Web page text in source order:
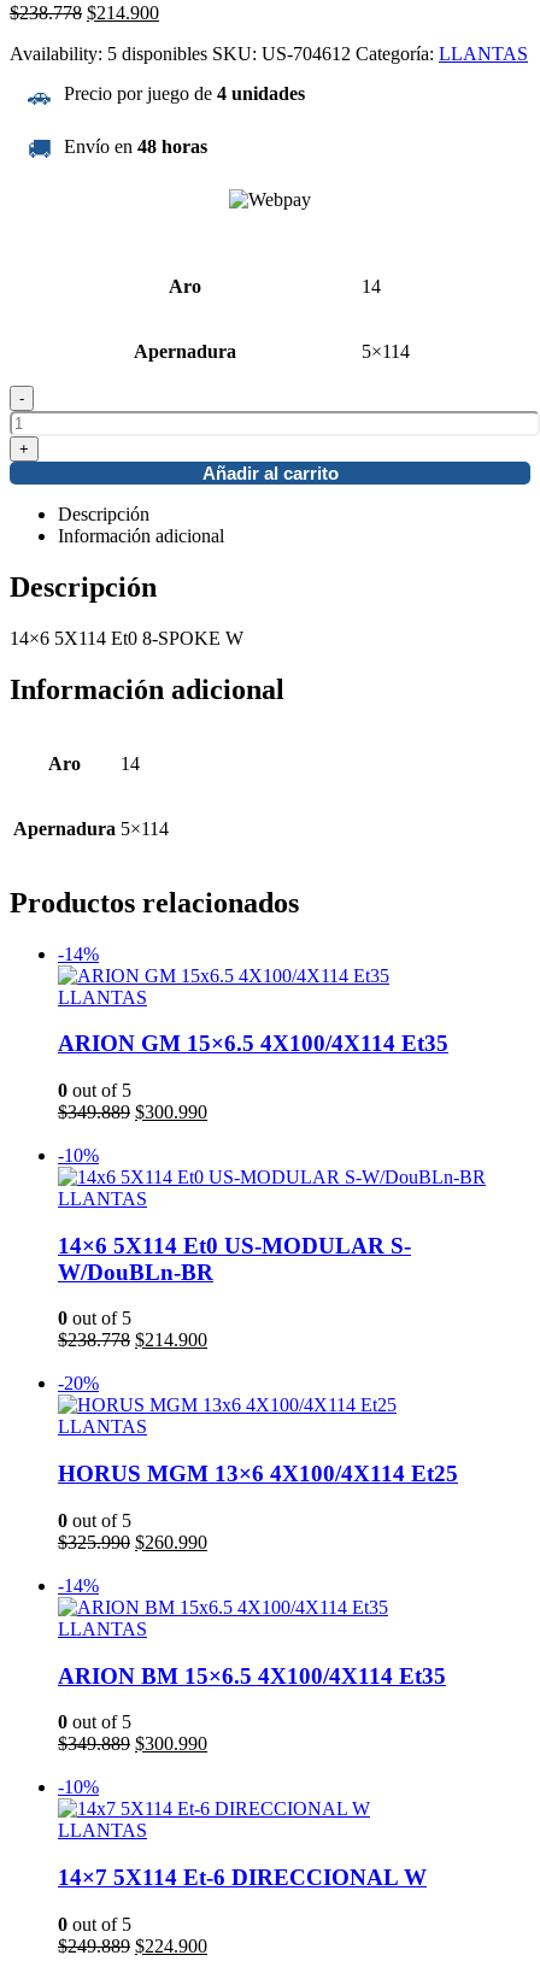
$238.778 El
original
$238.778.
$214.900El
actual
$214.900.
Availability: 5 disponibles SKU: US-704612 Categoría: LLANTAS
🚗 Precio por juego de 4 unidades
🚚 Envío en 48 horas
Aro 14
Apernadura 5×114
-
+
Añadir al carrito
Descripción
Información adicional
Descripción
14×6 5X114 Et0 8-SPOKE W
Información adicional
Aro 14
Apernadura 5×114
Productos relacionados
-14%
LLANTAS
ARION GM 15×6.5 4X100/4X114 Et35
0 out of 5
$349.889 El
era:
$349.889.
$300.990El
es:
-10%
LLANTAS
14×6 5X114 Et0 US-MODULAR S-
W/DouBLn-BR
0 out of 5
$238.778 El
era:
$238.778.
$214.900El
es:
-20%
LLANTAS
HORUS MGM 13×6 4X100/4X114 Et25
0 out of 5
$325.990 El
era:
$325.990.
$260.990El
es:
-14%
LLANTAS
ARION BM 15×6.5 4X100/4X114 Et35
0 out of 5
$349.889 El
era:
$349.889.
$300.990El
es:
-10%
LLANTAS
14×7 5X114 Et-6 DIRECCIONAL W
0 out of 5
$249.889 El
$224.900El